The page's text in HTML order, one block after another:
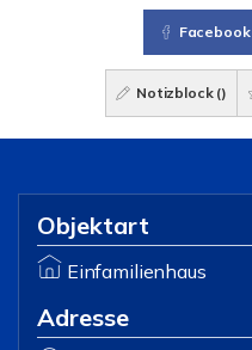
Facebook
Notizblock ()
Objektart
Einfamilienhaus
Adresse